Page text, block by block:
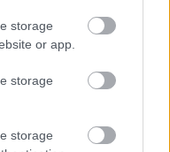
storage
or app.
storage
storage
in uspeha.
duhovne zaščite